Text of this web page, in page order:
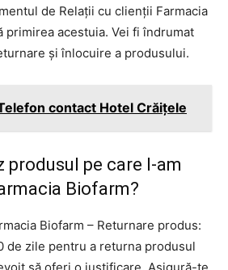
de Relații cu clienții Farmacia
primirea acestuia. Vei fi îndrumat
și înlocuire a produsului.
contact Hotel Crăițele
produsul pe care l-am
Biofarm?
Biofarm – Returnare produs:
de zile pentru a returna produsul